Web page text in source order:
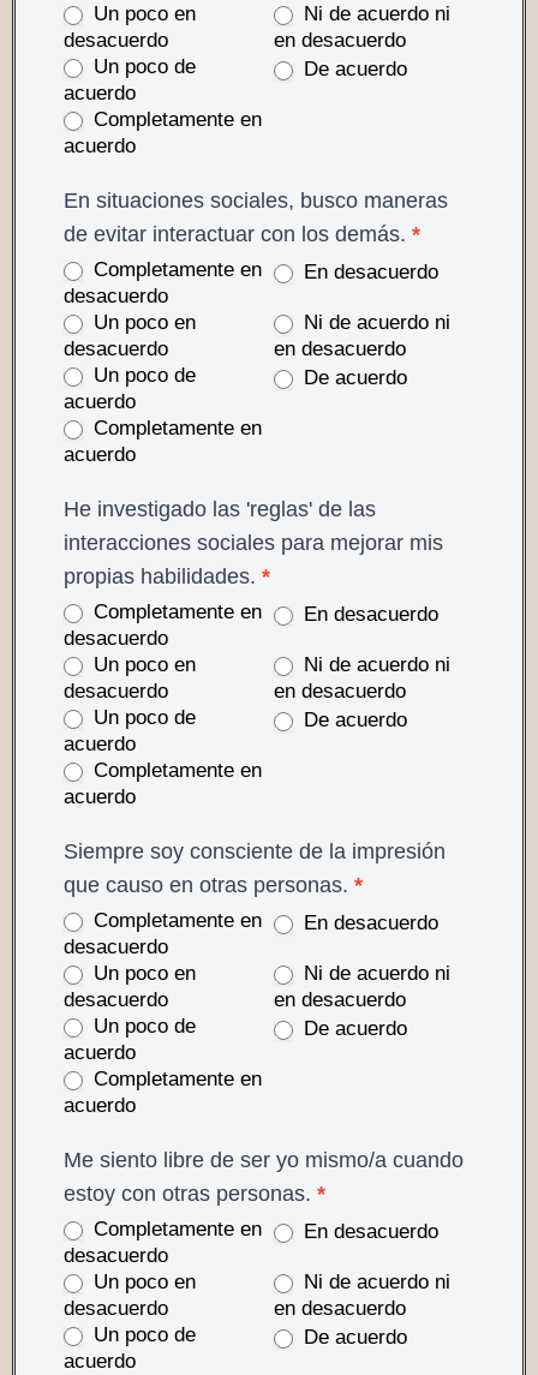
Un poco en
desacuerdo
Ni de acuerdo ni
en desacuerdo
Un poco de
acuerdo
De acuerdo
Completamente en
acuerdo
En situaciones sociales, busco maneras
de evitar interactuar con los demás. *
Completamente en
desacuerdo
En desacuerdo
Un poco en
desacuerdo
Ni de acuerdo ni
en desacuerdo
Un poco de
acuerdo
De acuerdo
Completamente en
acuerdo
He investigado las 'reglas' de las
interacciones sociales para mejorar mis
propias habilidades. *
Completamente en
desacuerdo
En desacuerdo
Un poco en
desacuerdo
Ni de acuerdo ni
en desacuerdo
Un poco de
acuerdo
De acuerdo
Completamente en
acuerdo
Siempre soy consciente de la impresión
que causo en otras personas. *
Completamente en
desacuerdo
En desacuerdo
Un poco en
desacuerdo
Ni de acuerdo ni
en desacuerdo
Un poco de
acuerdo
De acuerdo
Completamente en
acuerdo
Me siento libre de ser yo mismo/a cuando
estoy con otras personas. *
Completamente en
desacuerdo
En desacuerdo
Un poco en
desacuerdo
Ni de acuerdo ni
en desacuerdo
Un poco de
acuerdo
De acuerdo